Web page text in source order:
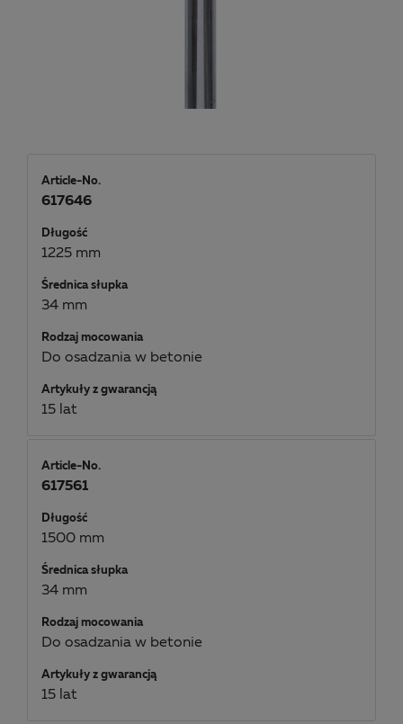
Article-No.
617646
Długość
1225 mm
Średnica słupka
34 mm
Rodzaj mocowania
Do osadzania w betonie
Artykuły z gwarancją
15 lat
Article-No.
617561
Długość
1500 mm
Średnica słupka
34 mm
Rodzaj mocowania
Do osadzania w betonie
Artykuły z gwarancją
15 lat